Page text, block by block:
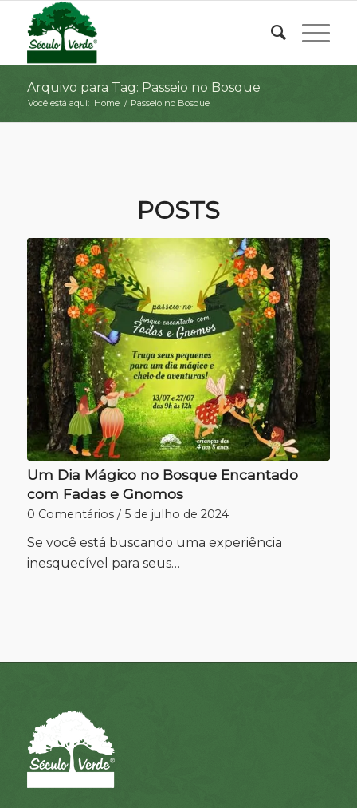
Arquivo para Tag: Passeio no Bosque
Você está aqui: Home / Passeio no Bosque
POSTS
Um Dia Mágico no Bosque Encantado
com Fadas e Gnomos
0 Comentários / 5 de julho de 2024
Se você está buscando uma experiência
inesquecível para seus…